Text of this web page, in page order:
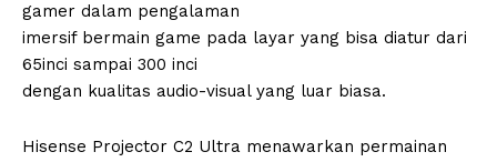
gamer dalam pengalaman
imersif bermain game pada layar yang bisa diatur dari
65inci sampai 300 inci
dengan kualitas audio-visual yang luar biasa.
Hisense Projector C2 Ultra menawarkan permainan